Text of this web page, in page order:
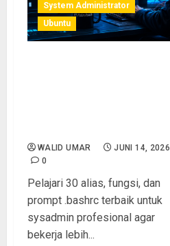
System Administrator
Ubuntu
WALID UMAR
JUNI 14, 2026
0
Pelajari 30 alias, fungsi, dan
prompt .bashrc terbaik untuk
sysadmin profesional agar
bekerja lebih...